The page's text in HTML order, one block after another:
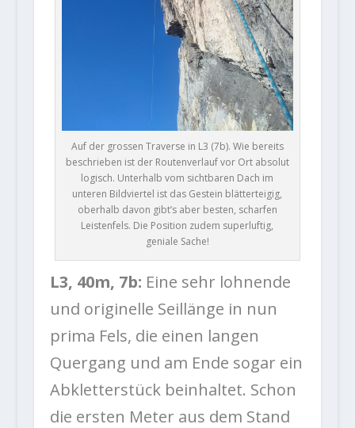
Auf der grossen Traverse in L3 (7b). Wie bereits
beschrieben ist der Routenverlauf vor Ort absolut
logisch. Unterhalb vom sichtbaren Dach im
unteren Bildviertel ist das Gestein blätterteigig,
oberhalb davon gibt’s aber besten, scharfen
Leistenfels. Die Position zudem superluftig,
geniale Sache!
L3, 40m, 7b: Eine sehr lohnende
und originelle Seillänge in nun
prima Fels, die einen langen
Quergang und am Ende sogar ein
Abkletterstück beinhaltet. Schon
die ersten Meter aus dem Stand